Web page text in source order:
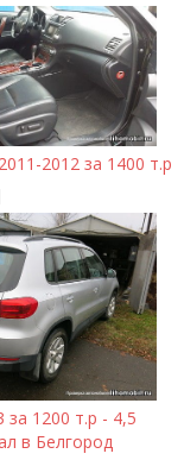
2012 за 1400 т.р
за 1200 т.р - 4,5
в Белгород